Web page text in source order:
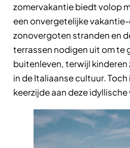
zomervakantie biedt volop
een onvergetelijke
zonovergoten stranden en
terrassen nodigen uit om te
buitenleven, terwijl
in de Italiaanse cultuur. Toch
keerzijde aan deze